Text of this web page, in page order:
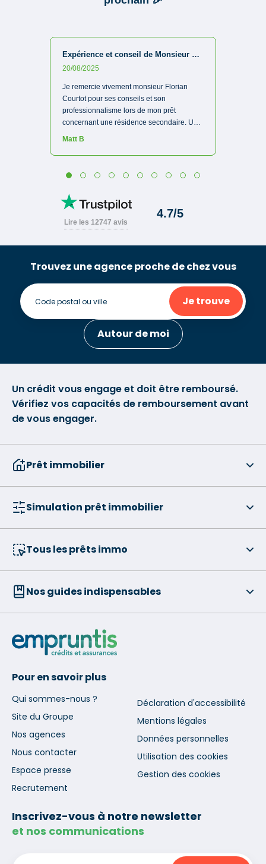
Trouvez une agence proche de chez vous
Je trouve
Autour de moi
Un crédit vous engage et doit être remboursé.
Vérifiez vos capacités de remboursement avant
de vous engager.
Prêt immobilier
Simulation prêt immobilier
Tous les prêts immo
Nos guides indispensables
Pour en savoir plus
Qui sommes-nous ?
Site du Groupe
Nos agences
Nous contacter
Espace presse
Recrutement
Déclaration d'accessibilité
Mentions légales
Données personnelles
Utilisation des cookies
Gestion des cookies
Inscrivez-vous à notre newsletter
et nos communications